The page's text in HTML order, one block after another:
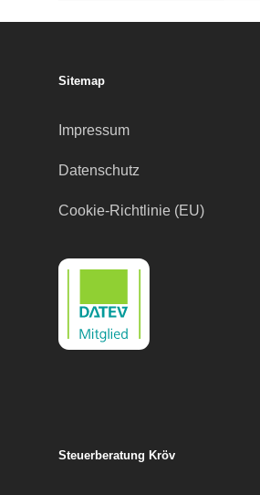
Sitemap
Impressum
Datenschutz
Cookie-Richtlinie (EU)
Steuerberatung Kröv